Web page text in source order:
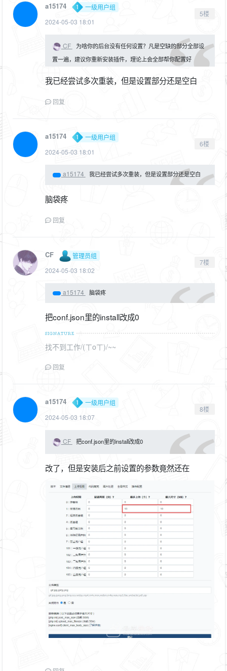
a15174
一级用户组
2024-05-03 18:01
5楼
CF
为啥你的后台没有任何设置？凡是空缺的部分全部设
置一遍，建议你重新安装插件，理论上会全部帮你配置好
我已经尝试多次重装，但是设置部分还是空白
回复
a15174
一级用户组
2024-05-03 18:01
6楼
a15174 我已经尝试多次重装，但是设置部分还是空白
脑袋疼
回复
CF
管理员组
2024-05-03 18:02
7楼
a15174 脑袋疼
把conf.json里的install改成0
找不到工作/(ㄒoㄒ)/~~
回复
a15174
一级用户组
2024-05-03 18:07
8楼
CF 把conf.json里的install改成0
改了，但是安装后之前设置的参数竟然还在